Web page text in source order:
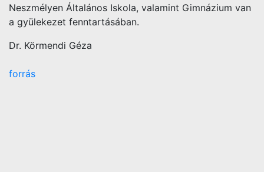
Neszmélyen Általános Iskola, valamint Gimnázium van
a gyülekezet fenntartásában.
Dr. Körmendi Géza
forrás